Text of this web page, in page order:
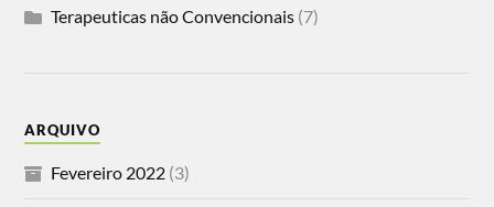
Terapeuticas não Convencionais (7)
ARQUIVO
Fevereiro 2022 (3)